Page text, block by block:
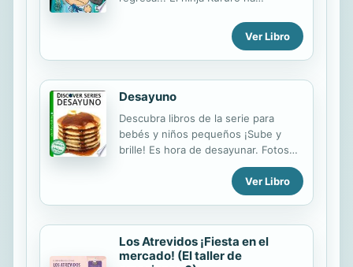
siniestros gracias a sus
superpoderes, pero... ¡alto!, ¿creían
que serían infinitos? Lean esta
fuerza cósmica a este encantador
Pai-lón arriesgará una vez más su
pellejo, esta vez en la terrible
ciudadde Clandestinopla.
Ver Libro
Desayuno
Descubra libros de la serie para
bebés y niños pequeños ¡Sube y
brille! Es hora de desayunar. Fotos
deliciosas de panqueques y galletas,
tocino y huevos hacen de este libro
de imágenes un delicioso regalo para
no siempre podemos tener el
desayuno para la cena. Utilizado
como un salto para la interacción,
Ver Libro
Los Atrevidos ¡Fiesta en el
mercado! (El taller de